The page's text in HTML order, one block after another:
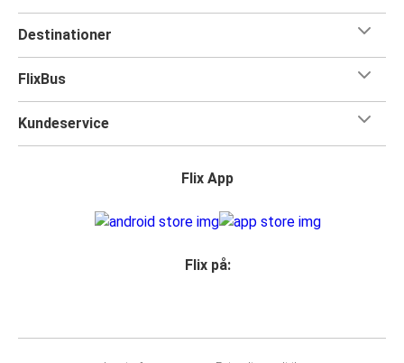
Destinationer
FlixBus
Kundeservice
Flix App
Flix på: